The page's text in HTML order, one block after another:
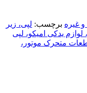
غیره برچسب: لپی، زیر
لوازم یدکی امیکو، لپی
متحرک موتور،